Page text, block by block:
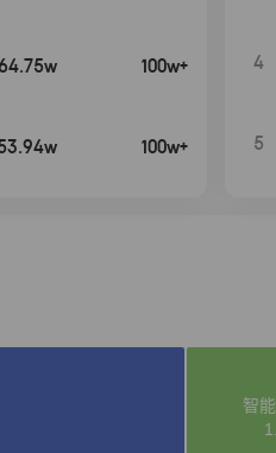
64.75w 100w+
100w+
4
5